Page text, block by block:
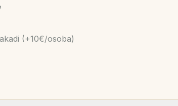
(+10€/osoba)